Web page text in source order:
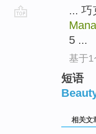
...
5 ...
基于
短语
相关文